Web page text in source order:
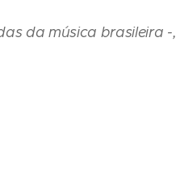
da música brasileira -,